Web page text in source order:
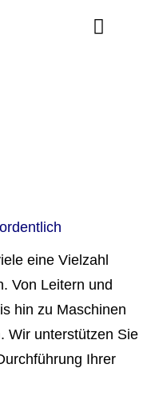
eine Vielzahl
Von Leitern und
hin zu Maschinen
Wir unterstützen Sie
Ihrer